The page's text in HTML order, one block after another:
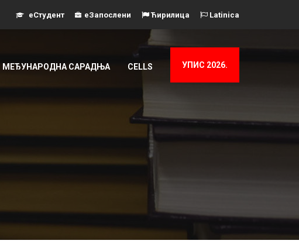
еСтудент еЗапослени Ћирилица Latinica
МЕЂУНАРОДНА САРАДЊА CELLS УПИС 2026.